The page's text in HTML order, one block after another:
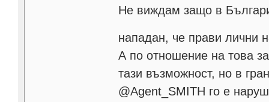
Не виждам защо в
нападан, че прави лични
А по отношение на това
тази възможност, но в
@Agent_SMITH го е